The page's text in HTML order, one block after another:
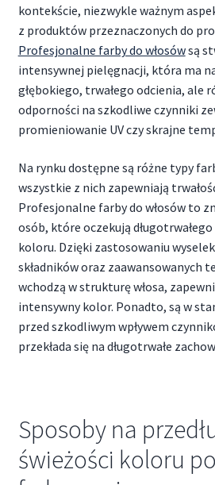
kontekście, niezwykle ważnym
z produktów przeznaczonych do
Profesjonalne farby do włosówsą
intensywnej pielęgnacji, która ma
głębokiego, trwałego odcienia, ale
odporności na szkodliwe czynniki
promieniowanie UV czy skrajne
Na rynku dostępne są różne typy
wszystkie z nich zapewniają
Profesjonalne farby do włosów to
osób, które oczekują
koloru. Dzięki zastosowaniu
składników oraz zaawansowanych
wchodzą w strukturę włosa,
intensywny kolor. Ponadto, są w
przed szkodliwym wpływem
przekłada się na długotrwałe
Sposoby na
świeżości koloru po